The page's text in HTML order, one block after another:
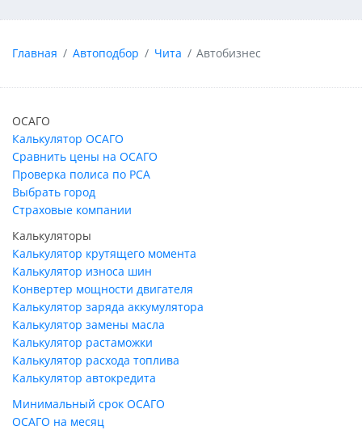
Главная Автоподбор Чита Автобизнес
ОСАГО
Калькулятор ОСАГО
Сравнить цены на ОСАГО
Проверка полиса по РСА
Выбрать город
Страховые компании
Калькуляторы
Калькулятор крутящего момента
Калькулятор износа шин
Конвертер мощности двигателя
Калькулятор заряда аккумулятора
Калькулятор замены масла
Калькулятор растаможки
Калькулятор расхода топлива
Калькулятор автокредита
Минимальный срок ОСАГО
ОСАГО на месяц